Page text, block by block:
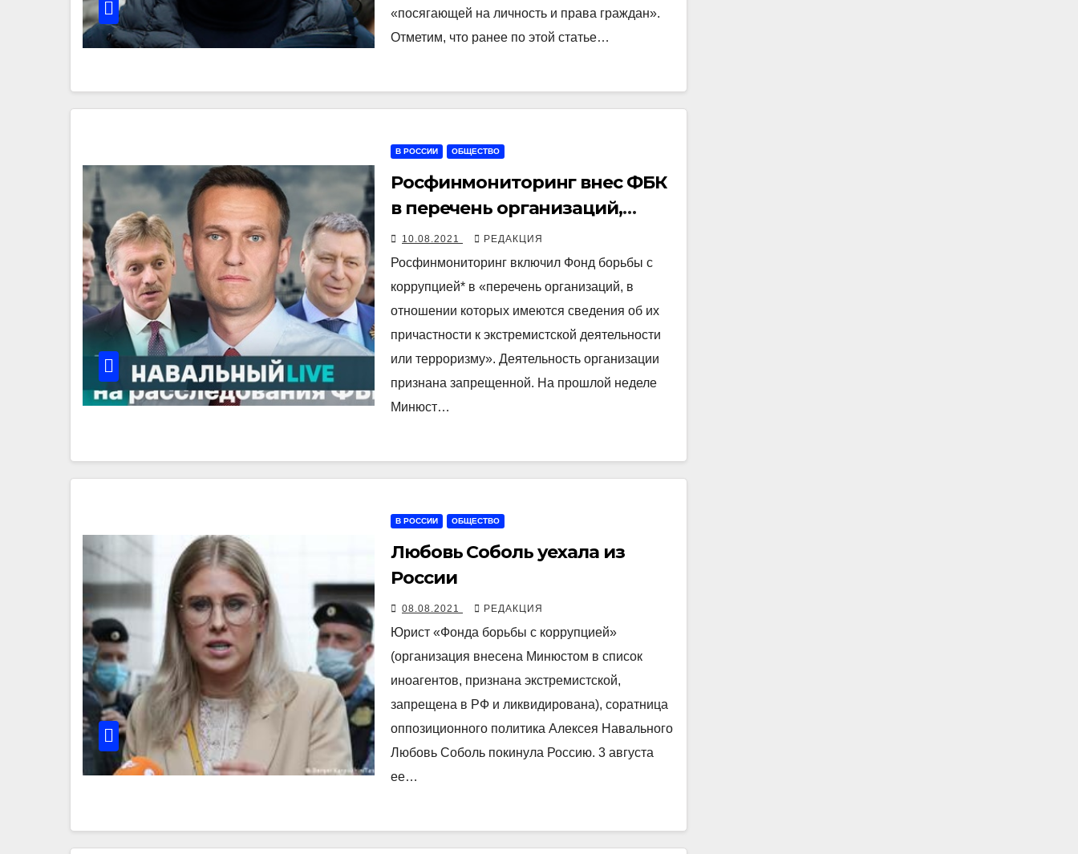
«посягающей на личность и права граждан».
Отметим, что ранее по этой статье…
В РОССИИ ОБЩЕСТВО
Росфинмониторинг внес ФБК
в перечень организаций,
причастных к экстремизму
10.08.2021 РЕДАКЦИЯ
Росфинмониторинг включил Фонд борьбы с
коррупцией* в «перечень организаций, в
отношении которых имеются сведения об их
причастности к экстремистской деятельности
или терроризму». Деятельность организации
признана запрещенной. На прошлой неделе
Минюст…
В РОССИИ ОБЩЕСТВО
Любовь Соболь уехала из
России
08.08.2021 РЕДАКЦИЯ
Юрист «Фонда борьбы с коррупцией»
(организация внесена Минюстом в список
иноагентов, признана экстремистской,
запрещена в РФ и ликвидирована), соратница
оппозиционного политика Алексея Навального
Любовь Соболь покинула Россию. 3 августа
ее…